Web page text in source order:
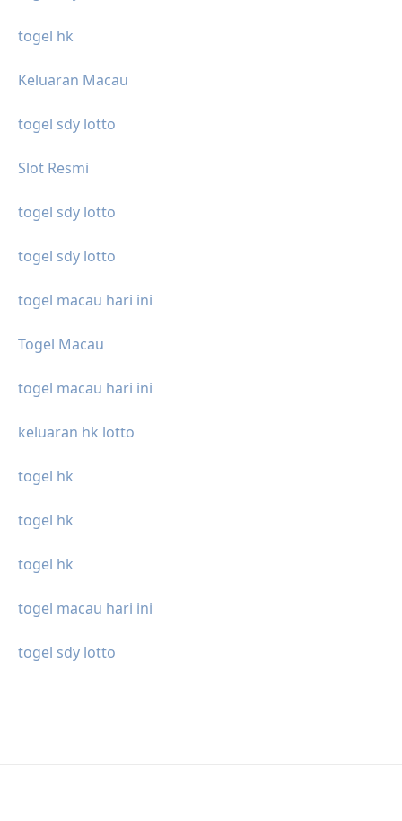
togel hk
Keluaran Macau
togel sdy lotto
Slot Resmi
togel sdy lotto
togel sdy lotto
togel macau hari ini
Togel Macau
togel macau hari ini
keluaran hk lotto
togel hk
togel hk
togel hk
togel macau hari ini
togel sdy lotto